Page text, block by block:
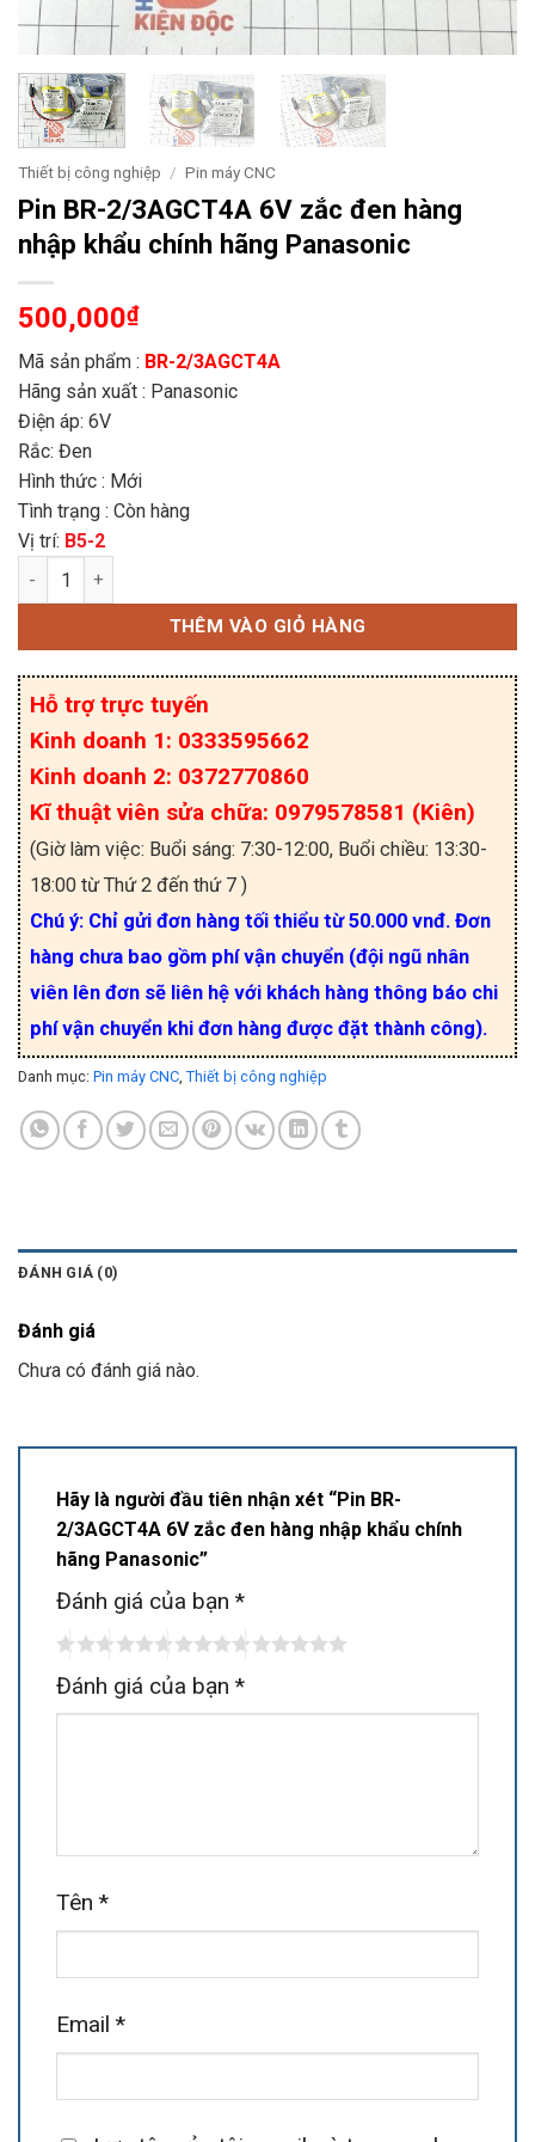
Thiết bị công nghiệp / Pin máy CNC
Pin BR-2/3AGCT4A 6V zắc đen hàng
nhập khẩu chính hãng Panasonic
500,000₫
Mã sản phẩm : BR-2/3AGCT4A
Hãng sản xuất : Panasonic
Điện áp: 6V
Rắc: Đen
Hình thức : Mới
Tình trạng : Còn hàng
Vị trí: B5-2
Pin BR-2/3AGCT4A 6V zắc đen hàng nhập khẩu
THÊM VÀO GIỎ HÀNG
Hỗ trợ trực tuyến
Kinh doanh 1: 0333595662
Kinh doanh 2: 0372770860
Kĩ thuật viên sửa chữa: 0979578581 (Kiên)
(Giờ làm việc: Buổi sáng: 7:30-12:00, Buổi chiều: 13:30-
18:00 từ Thứ 2 đến thứ 7 )
Chú ý: Chỉ gửi đơn hàng tối thiểu từ 50.000 vnđ. Đơn
hàng chưa bao gồm phí vận chuyển (đội ngũ nhân
viên lên đơn sẽ liên hệ với khách hàng thông báo chi
phí vận chuyển khi đơn hàng được đặt thành công).
Danh mục: Pin máy CNC, Thiết bị công nghiệp
ĐÁNH GIÁ (0)
Đánh giá
Chưa có đánh giá nào.
Hãy là người đầu tiên nhận xét “Pin BR-
2/3AGCT4A 6V zắc đen hàng nhập khẩu chính
hãng Panasonic”
Đánh giá của bạn *
Đánh giá của bạn *
Tên *
Email *